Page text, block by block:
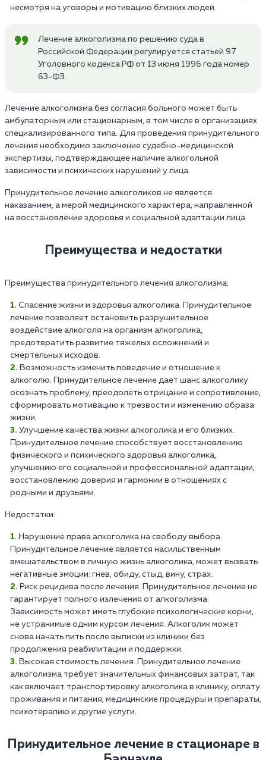
несмотря на уговоры и мотивацию близких людей.
Лечение алкоголизма по решению суда в
Российской Федерации регулируется статьей 97
Уголовного кодекса РФ от 13 июня 1996 года номер
63-ФЗ.
Лечение алкоголизма без согласия больного может быть
амбулаторным или стационарным, в том числе в организациях
специализированного типа. Для проведения принудительного
лечения необходимо заключение судебно-медицинской
экспертизы, подтверждающее наличие алкогольной
зависимости и психических нарушений у лица.
Принудительное лечение алкоголиков не является
наказанием, а мерой медицинского характера, направленной
на восстановление здоровья и социальной адаптации лица.
Преимущества и недостатки
Преимущества принудительного лечения алкоголизма:
Спасение жизни и здоровья алкоголика. Принудительное
лечение позволяет остановить разрушительное
воздействие алкоголя на организм алкоголика,
предотвратить развитие тяжелых осложнений и
смертельных исходов.
Возможность изменить поведение и отношение к
алкоголю. Принудительное лечение дает шанс алкоголику
осознать проблему, преодолеть отрицание и сопротивление,
сформировать мотивацию к трезвости и изменению образа
жизни.
Улучшение качества жизни алкоголика и его близких.
Принудительное лечение способствует восстановлению
физического и психического здоровья алкоголика,
улучшению его социальной и профессиональной адаптации,
восстановлению доверия и гармонии в отношениях с
родными и друзьями.
Недостатки:
Нарушение права алкоголика на свободу выбора.
Принудительное лечение является насильственным
вмешательством в личную жизнь алкоголика, может вызвать
негативные эмоции: гнев, обиду, стыд, вину, страх.
Риск рецидива после лечения. Принудительное лечение не
гарантирует полного излечения от алкоголизма.
Зависимость может иметь глубокие психологические корни,
не устранимые одним курсом лечения. Алкоголик может
снова начать пить после выписки из клиники без
продолжения реабилитации и поддержки.
Высокая стоимость лечения. Принудительное лечение
алкоголизма требует значительных финансовых затрат, так
как включает транспортировку алкоголика в клинику, оплату
проживания и питания, медицинские процедуры и препараты,
психотерапию и другие услуги.
Принудительное лечение в стационаре в